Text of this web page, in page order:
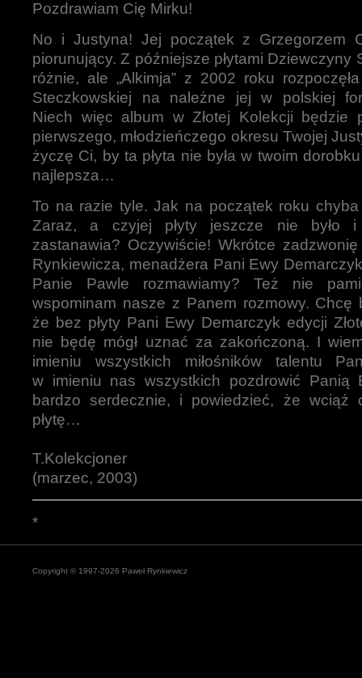
Pozdrawiam Cię Mirku!
No i Justyna! Jej początek z Grzegorzem
piorunujący. Z późniejsze płytami Dziewczyny
różnie, ale „Alkimja” z 2002 roku
Steczkowskiej na należne jej w polskiej
Niech więc album w Złotej Kolekcji będzie
pierwszego, młodzieńczego okresu Twojej
życzę Ci, by ta płyta nie była w twoim
najlepsza…
To na razie tyle. Jak na początek roku
Zaraz, a czyjej płyty jeszcze nie było
zastanawia? Oczywiście! Wkrótce
Rynkiewicza, menadżera Pani Ewy
Panie Pawle rozmawiamy? Też nie
wspominam nasze z Panem rozmowy. Chcę
że bez płyty Pani Ewy Demarczyk edycji
nie będę mógł uznać za zakończoną. I
imieniu wszystkich miłośników talentu
w imieniu nas wszystkich pozdrowić Panią
bardzo serdecznie, i powiedzieć, że wciąż
płytę…
T.Kolekcjoner
(marzec, 2003)
*
Copyright © 1997-2026 Paweł Rynkiewicz